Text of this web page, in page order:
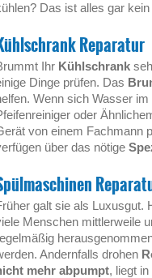
Das ist alles gar
Reparatur
Ihr Kühlschrank
Dinge prüfen. Das
Wenn sich Wasser
oder
von einem Fachmann
über das nötige
galt sie als Luxusgut.
Menschen mittlerweile
Andernfalls drohen
mehr abpumpt, liegt